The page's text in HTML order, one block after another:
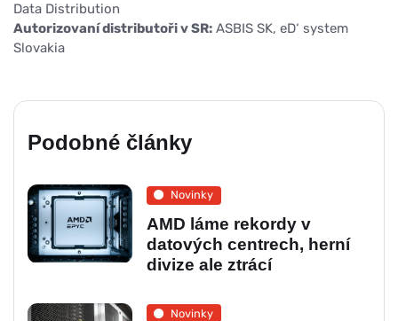
Data Distribution
Autorizovaní distributoři v SR: ASBIS SK, eD‘ system
Slovakia
Podobné články
Novinky
AMD láme rekordy v
datových centrech, herní
divize ale ztrácí
Novinky